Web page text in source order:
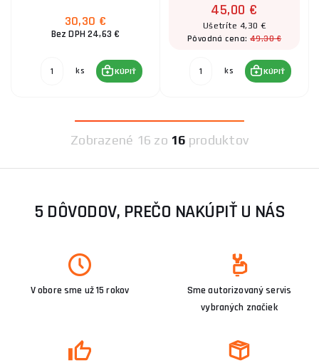
30,30 €
Bez DPH 24,63 €
ks KÚPIŤ
45,00 €
Ušetríte 4,30 €
Pôvodná cena:49,30 €
ks KÚPIŤ
Zobrazené 16 zo 16 produktov
5 DÔVODOV, PREČO NAKÚPIŤ U NÁS
V obore sme už 15 rokov
Sme autorizovaný servis
vybraných značiek